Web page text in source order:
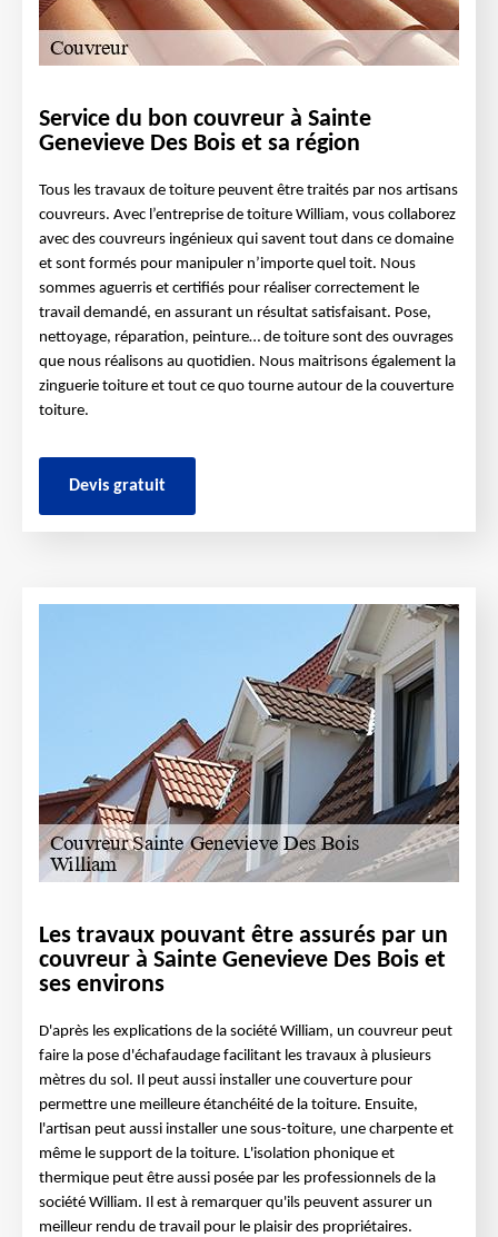
Service du bon couvreur à Sainte
Genevieve Des Bois et sa région
Tous les travaux de toiture peuvent être traités par nos artisans
couvreurs. Avec l’entreprise de toiture William, vous collaborez
avec des couvreurs ingénieux qui savent tout dans ce domaine
et sont formés pour manipuler n’importe quel toit. Nous
sommes aguerris et certifiés pour réaliser correctement le
travail demandé, en assurant un résultat satisfaisant. Pose,
nettoyage, réparation, peinture… de toiture sont des ouvrages
que nous réalisons au quotidien. Nous maitrisons également la
zinguerie toiture et tout ce quo tourne autour de la couverture
toiture.
Devis gratuit
Les travaux pouvant être assurés par un
couvreur à Sainte Genevieve Des Bois et
ses environs
D'après les explications de la société William, un couvreur peut
faire la pose d'échafaudage facilitant les travaux à plusieurs
mètres du sol. Il peut aussi installer une couverture pour
permettre une meilleure étanchéité de la toiture. Ensuite,
l'artisan peut aussi installer une sous-toiture, une charpente et
même le support de la toiture. L'isolation phonique et
thermique peut être aussi posée par les professionnels de la
société William. Il est à remarquer qu'ils peuvent assurer un
meilleur rendu de travail pour le plaisir des propriétaires.